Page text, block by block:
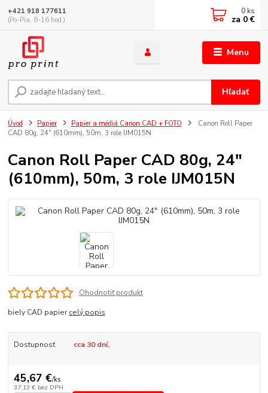
Menu
Hľadať
+421 918 177611
(Po-Pia, 8-16 hod.)
0 ks
za 0 €
Úvod Papier Papier a médiá Canon CAD + FOTO
Canon Roll Paper
CAD 80g, 24" (610mm), 50m, 3 role IJM015N
Canon Roll Paper CAD 80g, 24"
(610mm), 50m, 3 role IJM015N
Ohodnotiť produkt
biely CAD papiercelý popis
Dostupnosť cca 30 dní,
45,67 €/ks
37,13 € bez DPH